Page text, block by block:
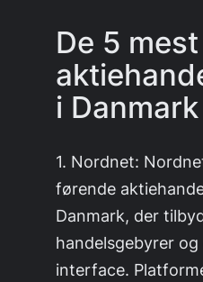
De 5
i Danmark
1. Nordnet:
førende
Danmark, der
handelsgebyrer
interface.